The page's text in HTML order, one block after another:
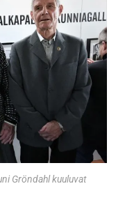
Gröndahl kuuluvat